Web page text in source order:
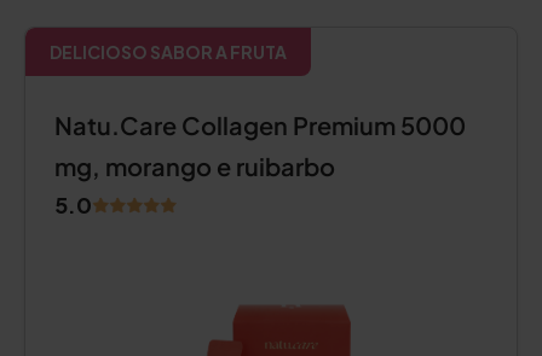
DELICIOSO SABOR A FRUTA
Natu.Care Collagen Premium 5000
mg, morango e ruibarbo
5.0